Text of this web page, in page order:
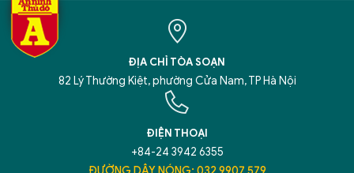
ĐỊA CHỈ TÒA SOẠN
82 Lý Thường Kiệt, phường Cửa Nam, TP Hà Nội
ĐIỆN THOẠI
+84-24 3942 6355